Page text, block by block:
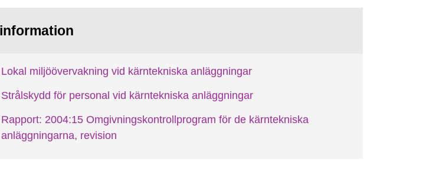
Lokal miljöövervakning vid kärntekniska anläggningar
Strålskydd för personal vid kärntekniska anläggningar
Rapport: 2004:15 Omgivningskontrollprogram för de kärntekniska
anläggningarna, revision